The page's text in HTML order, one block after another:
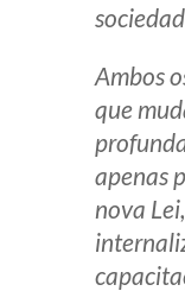
Ambos
que
apenas
nova